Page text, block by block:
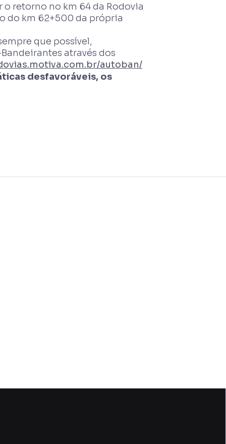
retorno no km 64 da Rodovia
do km 62+500 da própria
que possível,
através dos
autoban/
desfavoráveis, os